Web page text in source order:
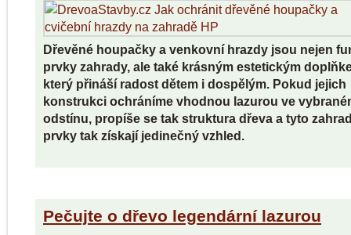
Dřevěné houpačky a venkovní hrazdy jsou nejen
prvky zahrady, ale také krásným estetickým
který přináší radost dětem i dospělým. Pokud jejich
konstrukci ochráníme vhodnou lazurou ve
odstínu, propíše se tak struktura dřeva a tyto
prvky tak získají jedinečný vzhled.
Pečujte o dřevo legendární lazurou